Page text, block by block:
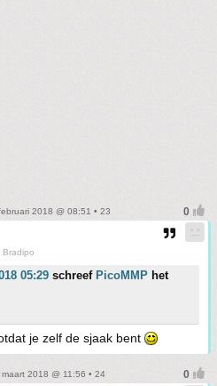
2018 @ 08:51 • 23
Bradipo
05:29 schreef PicoMMP het
je zelf de sjaak bent
2018 @ 11:56 • 24